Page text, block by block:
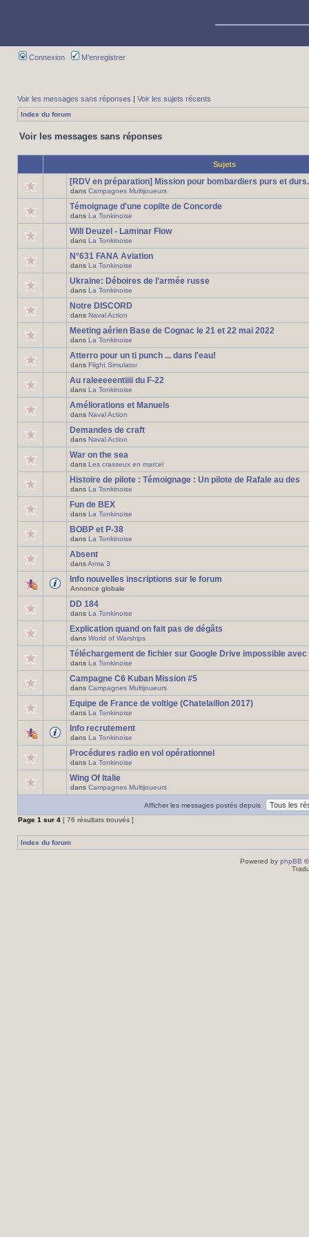
Connexion M’enregistrer
Voir les messages sans réponses | Voir les sujets récents
Index du forum
Voir les messages sans réponses
Sujets
[RDV en préparation] Mission pour bombardiers purs et durs.
dans Campagnes Multijoueurs
Témoignage d'une copilte de Concorde
dans La Tonkinoise
Will Deuzel - Laminar Flow
dans La Tonkinoise
N°631 FANA Aviation
dans La Tonkinoise
Ukraine: Déboires de l'armée russe
dans La Tonkinoise
Notre DISCORD
dans Naval Action
Meeting aérien Base de Cognac le 21 et 22 mai 2022
dans La Tonkinoise
Atterro pour un ti punch ... dans l'eau!
dans Flight Simulator
Au raleeeeentiiii du F-22
dans La Tonkinoise
Améliorations et Manuels
dans Naval Action
Demandes de craft
dans Naval Action
War on the sea
dans Les crasseux en marcel
Histoire de pilote : Témoignage : Un pilote de Rafale au des
dans La Tonkinoise
Fun de BEX
dans La Tonkinoise
BOBP et P-38
dans La Tonkinoise
Absent
dansArma 3
Info nouvelles inscriptions sur le forum
Annonce globale
DD 184
dans La Tonkinoise
Explication quand on fait pas de dégâts
dans World of Warships
Téléchargement de fichier sur Google Drive impossible avec
dans La Tonkinoise
Campagne C6 Kuban Mission #5
dans Campagnes Multijoueurs
Equipe de France de voltige (Chatelaillon 2017)
dans La Tonkinoise
Info recrutement
dans La Tonkinoise
Procédures radio en vol opérationnel
dans La Tonkinoise
Wing Of Italie
dans Campagnes Multijoueurs
Afficher les messages postés depuis:
Page 1 sur 4 [ 76 résultats trouvés ]
Index du forum
Powered by phpBB